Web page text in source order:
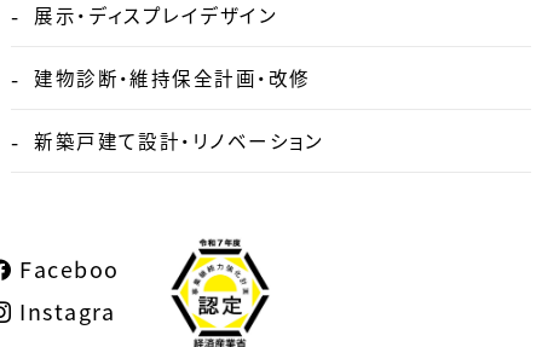
展示・ディスプレイデザイン
建物診断・維持保全計画・改修
新築戸建て設計・リノベーション
Facebook
Instagram